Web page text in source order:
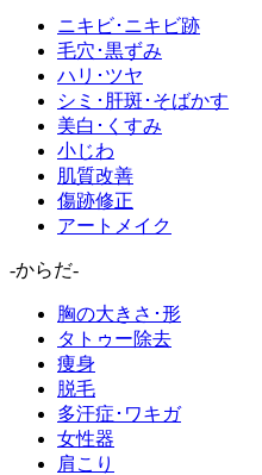
ニキビ･ニキビ跡
毛穴･黒ずみ
ハリ･ツヤ
シミ･肝斑･そばかす
美白･くすみ
小じわ
肌質改善
傷跡修正
アートメイク
-からだ-
胸の大きさ･形
タトゥー除去
痩身
脱毛
多汗症･ワキガ
女性器
肩こり